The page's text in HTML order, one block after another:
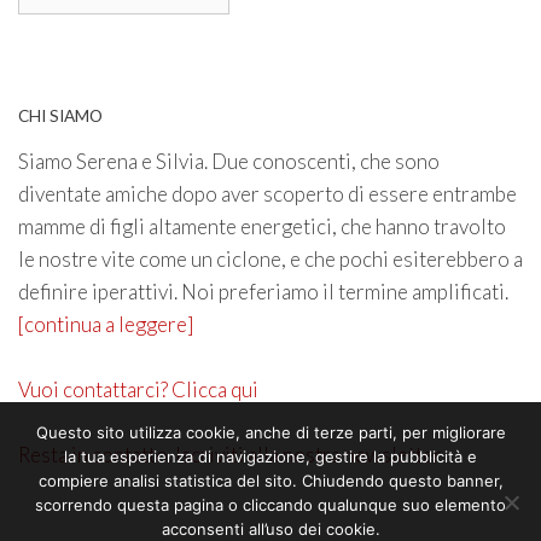
CHI SIAMO
Siamo Serena e Silvia. Due conoscenti, che sono
diventate amiche dopo aver scoperto di essere entrambe
mamme di figli altamente energetici, che hanno travolto
le nostre vite come un ciclone, e che pochi esiterebbero a
definire iperattivi. Noi preferiamo il termine amplificati.
[continua a leggere]
Vuoi contattarci? Clicca qui
Resta in contatto. Iscriviti alla nostra newsletter
Questo sito utilizza cookie, anche di terze parti, per migliorare
la tua esperienza di navigazione, gestire la pubblicità e
compiere analisi statistica del sito. Chiudendo questo banner,
scorrendo questa pagina o cliccando qualunque suo elemento
acconsenti all’uso dei cookie.